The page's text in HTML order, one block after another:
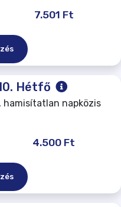
7.501 Ft
Hétfő
hamisítatlan napközis
4.500 Ft